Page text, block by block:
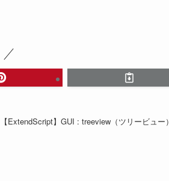
【ExtendScript】GUI : treeview（ツリービュー）